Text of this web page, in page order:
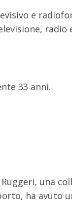
e
radio
33 anni.
una
ha avuto